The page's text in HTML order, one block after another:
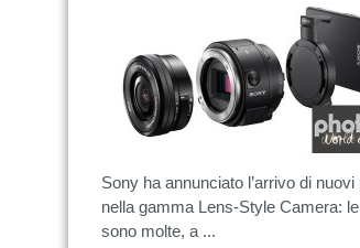
Sony ha annunciato l’arrivo di nuovi
nella gamma Lens-Style Camera:
sono molte, a ...